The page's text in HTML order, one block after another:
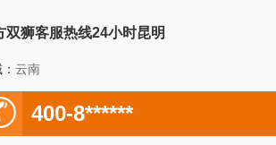
双狮客服热线24小时昆明
云南
电
400-8******